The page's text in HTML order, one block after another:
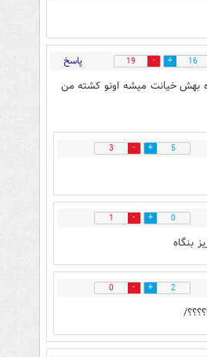
16
19 پاسخ
بهش خیانت میشه اونو کشته من
5
3
0
1
بنگاه
2
0